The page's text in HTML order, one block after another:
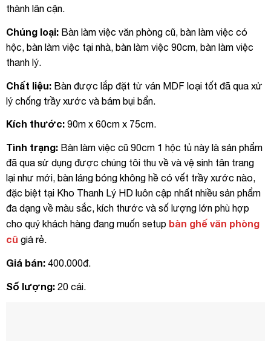
thành lân cận.
Chủng loại: Bàn làm việc văn phòng cũ, bàn làm việc có
hộc, bàn làm việc tại nhà, bàn làm việc 90cm, bàn làm việc
thanh lý.
Chất liệu: Bàn được lắp đặt từ ván MDF loại tốt đã qua xử
lý chống trầy xước và bám bụi bẩn.
Kích thước: 90m x 60cm x 75cm.
Tình trạng: Bàn làm việc cũ 90cm 1 hộc tủ này là sản phẩm
đã qua sử dụng được chúng tôi thu về và vệ sinh tân trang
lại như mới, bàn láng bóng không hề có vết trầy xước nào,
đặc biệt tại Kho Thanh Lý HD luôn cập nhất nhiều sản phẩm
đa dạng về màu sắc, kích thước và số lượng lớn phù hợp
cho quý khách hàng đang muốn setup bàn ghế văn phòng
cũ giá rẻ.
Giá bán: 400.000đ.
Số lượng: 20 cái.